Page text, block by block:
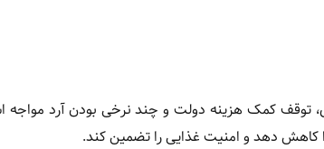
توقف کمک هزینه دولت و چند نرخی بودن آرد مواجه
را کاهش دهد و امنیت غذایی را تضمین کند.